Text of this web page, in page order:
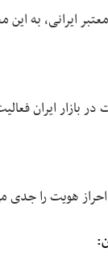
ایرانی، به این
بازار ایران
هویت را جدی